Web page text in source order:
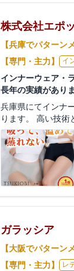
株式会社エポ
【兵庫でパターン
【専門・主力】
イ
インナーウェア・
長年の実績がありま
兵庫県にてインナ
ります。 高い技
ガラッシア
【大阪でパターン
【専門・主力】
レ